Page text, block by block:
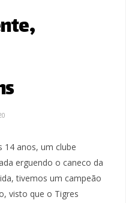
anos, um clube
erguendo o caneco da
tivemos um campeão
visto que o Tigres